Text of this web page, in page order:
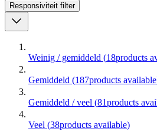
Responsiviteit filter
Weinig / gemiddeld (18products
Gemiddeld (187products available
Gemiddeld / veel (81products
Veel (38products available)